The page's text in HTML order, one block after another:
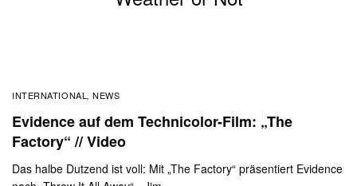
INTERNATIONAL ,NEWS
Evidence auf dem Technicolor-Film: „The
Factory“ // Video
Das halbe Dutzend ist voll: Mit „The Factory“ präsentiert Evidence